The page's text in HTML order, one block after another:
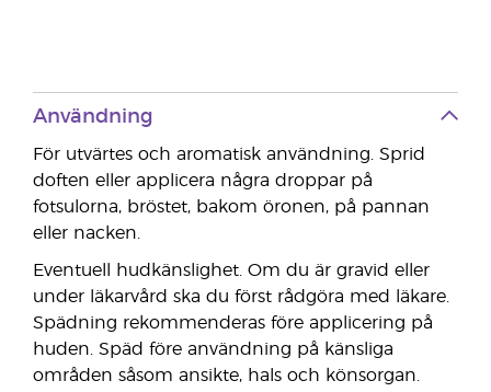
Användning
För utvärtes och aromatisk användning. Sprid
doften eller applicera några droppar på
fotsulorna, bröstet, bakom öronen, på pannan
eller nacken.
Eventuell hudkänslighet. Om du är gravid eller
under läkarvård ska du först rådgöra med läkare.
Spädning rekommenderas före applicering på
huden. Späd före användning på känsliga
områden såsom ansikte, hals och könsorgan.